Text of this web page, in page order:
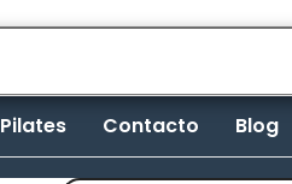
Pilates Contacto Blog